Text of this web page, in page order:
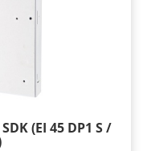
(EI 45 DP1 S /